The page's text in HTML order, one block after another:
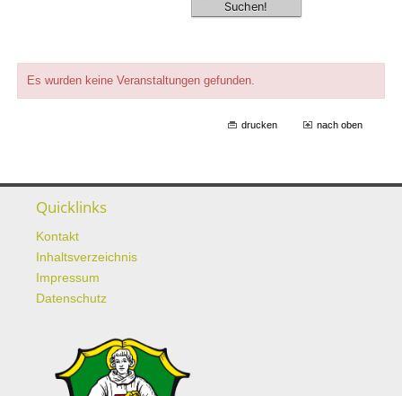
Es wurden keine Veranstaltungen gefunden.
drucken nach oben
Quicklinks
Kontakt
Inhaltsverzeichnis
Impressum
Datenschutz